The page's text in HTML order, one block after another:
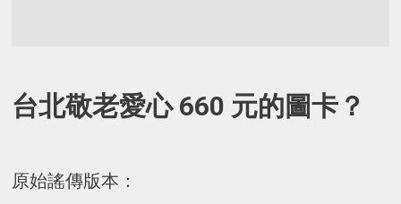
台北敬老愛心 660 元的圖卡？
原始謠傳版本：